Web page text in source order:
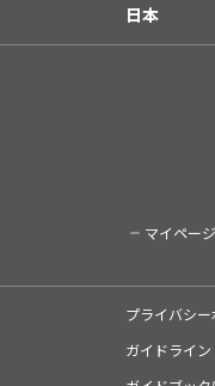
日本
マイページ
プライバシ
ガイドライン